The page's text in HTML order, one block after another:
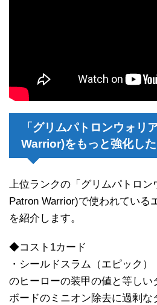
「グリムパトロンウォリ
Warrior)をもっと強化した
上位ランクの「グリムパトロン
Patron Warrior)で使われている
を紹介します。
◆コスト1カード
・シールドスラム（エピック
のヒーローの装甲の値と等しい
ボードのミニオン除去に過剰な